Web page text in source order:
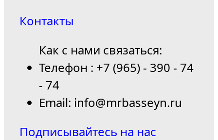
Контакты
Как с нами связаться:
Телефон : +7 (965) - 390 - 74
- 74
Email: info@mrbasseyn.ru
Подписывайтесь на нас